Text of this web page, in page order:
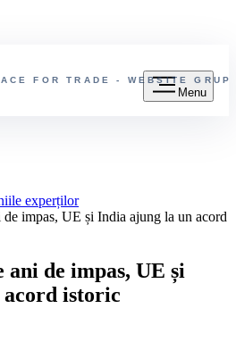
FOR TRADE - WEBSITE GRUP
Menu
experților
impas, UE și India ajung la un acord
ani de impas, UE și
istoric